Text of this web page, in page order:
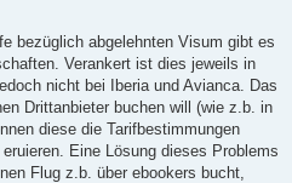
bezüglich abgelehnten Visum gibt es
Verankert ist dies jeweils in
nicht bei Iberia und Avianca. Das
Drittanbieter buchen will (wie z.b. in
diese die Tarifbestimmungen
Eine Lösung dieses Problems
Flug z.b. über ebookers bucht,